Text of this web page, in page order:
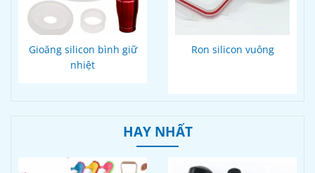
Gioăng silicon bình giữ
nhiệt
Ron silicon vuông
HAY NHẤT